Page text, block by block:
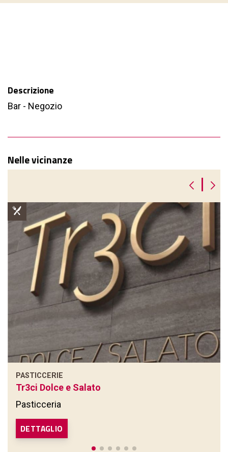
Descrizione
Bar - Negozio
Nelle vicinanze
PASTICCERIE
Tr3ci Dolce e Salato
Pasticceria
DETTAGLIO
|